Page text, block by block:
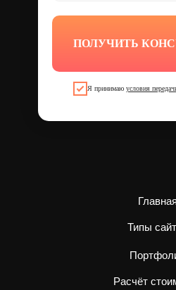
Я принимаю условия
ПОЛУЧИТЬ
Типы
Расчёт
Главная